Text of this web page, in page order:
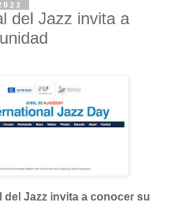
del Jazz invita a
del Jazz invita a conocer su